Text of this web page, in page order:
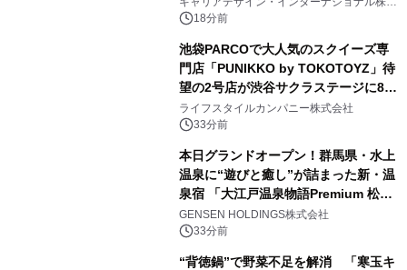
会社18分前
池袋PARCOで大人気のスクイーズ専
門店「PUNIKKO by TOKOTOYZ」待
望の2号店が渋谷サクラステージに8月
21日オープン！
ライフスタイルカンパニー株式会社
33分前
本日グランドオープン！群馬県・水上
温泉に“遊びと癒し”が詰まった新・温
泉宿 「大江戸温泉物語Premium 松乃
井」が誕生
GENSEN HOLDINGS株式会社
33分前
“背徳鍋”で野菜不足を解消 「寒玉キ